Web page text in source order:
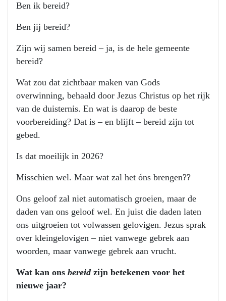
Ben ik bereid?
Ben jij bereid?
Zijn wij samen bereid – ja, is de hele gemeente
bereid?
Wat zou dat zichtbaar maken van Gods
overwinning, behaald door Jezus Christus op het rijk
van de duisternis. En wat is daarop de beste
voorbereiding? Dat is – en blijft – bereid zijn tot
gebed.
Is dat moeilijk in 2026?
Misschien wel. Maar wat zal het óns brengen??
Ons geloof zal niet automatisch groeien, maar de
daden van ons geloof wel. En juist die daden laten
ons uitgroeien tot volwassen gelovigen. Jezus sprak
over kleingelovigen – niet vanwege gebrek aan
woorden, maar vanwege gebrek aan vrucht.
Wat kan ons bereidzijn betekenen voor het
nieuwe jaar?